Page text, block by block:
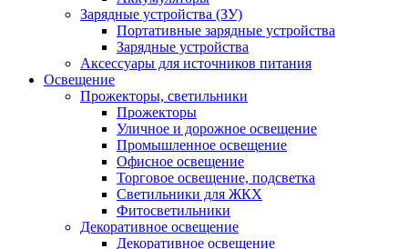
Зарядные устройства (ЗУ)
Портативные зарядные устройства
Зарядные устройства
Аксессуары для источников питания
Освещение
Прожекторы, светильники
Прожекторы
Уличное и дорожное освещение
Промышленное освещение
Офисное освещение
Торговое освещение, подсветка
Светильники для ЖКХ
Фитосветильники
Декоративное освещение
Декоративное освещение